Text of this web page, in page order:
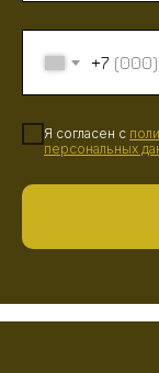
+7
Я согласен с
персональных